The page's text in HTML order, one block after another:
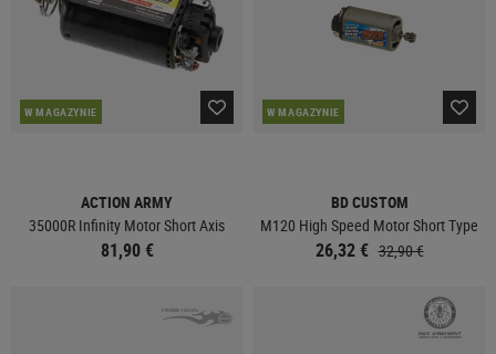
W MAGAZYNIE
ACTION ARMY
35000R Infinity Motor Short Axis
81,90 €
W MAGAZYNIE
BD CUSTOM
M120 High Speed Motor Short Type
26,32 € 32,90 €